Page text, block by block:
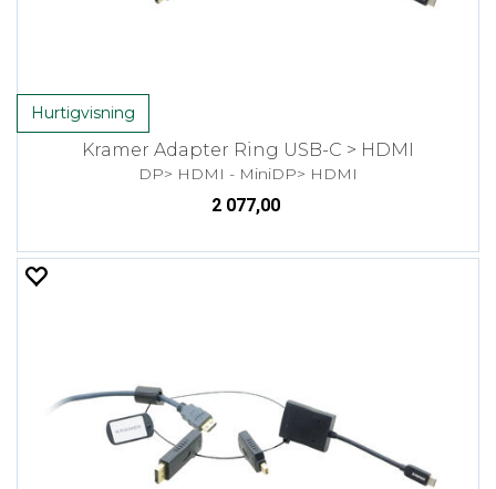
Hurtigvisning
Kramer Adapter Ring USB-C > HDMI
DP> HDMI - MiniDP> HDMI
2 077,00